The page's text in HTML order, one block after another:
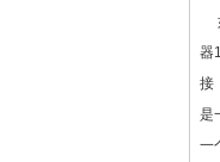
器
接
是
一